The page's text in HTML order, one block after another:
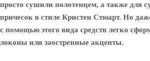
просто сушили полотенцем, а также для
причесок в стиле Кристен Стюарт. Но
с помощью этого вида средств легко
локоны или заостренные акценты.